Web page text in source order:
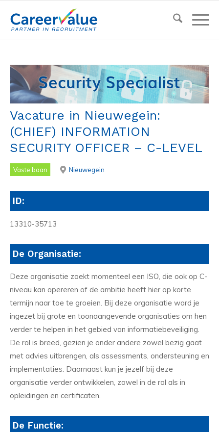
Vacature in Nieuwegein:
(CHIEF) INFORMATION
SECURITY OFFICER – C-LEVEL
Vaste baan Nieuwegein
ID:
13310-35713
De Organisatie:
Deze organisatie zoekt momenteel een ISO, die ook op C-
niveau kan opereren of de ambitie heeft hier op korte
termijn naar toe te groeien. Bij deze organisatie word je
ingezet bij grote en toonaangevende organisaties om hen
verder te helpen in het gebied van informatiebeveiliging.
De rol is breed, gezien je onder andere zowel bezig gaat
met advies uitbrengen, als assessments, ondersteuning en
implementaties. Daarnaast kun je jezelf bij deze
organisatie verder ontwikkelen, zowel in de rol als in
opleidingen en certificaten.
De Functie: